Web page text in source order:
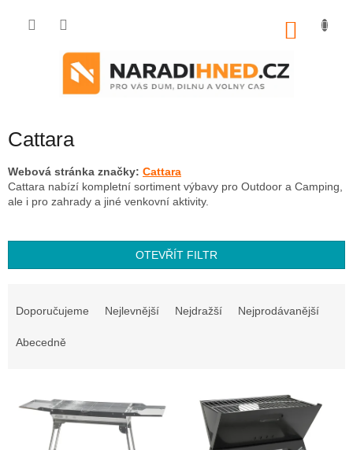
Cattara
Webová stránka značky: Cattara
Cattara nabízí kompletní sortiment výbavy pro Outdoor a Camping,
ale i pro zahrady a jiné venkovní aktivity.
OTEVŘÍT FILTR
Doporučujeme Nejlevnější Nejdražší Nejprodávanější
Abecedně